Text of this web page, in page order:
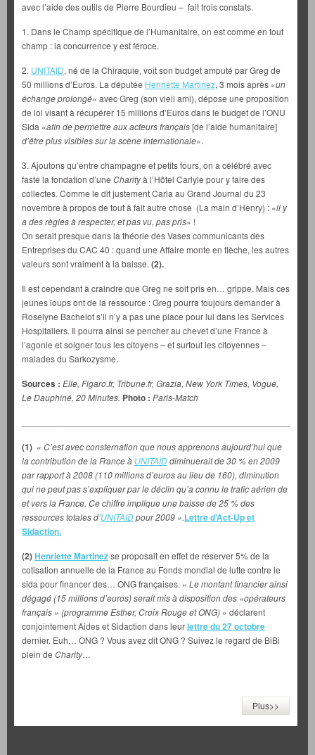
avec l’aide des outils de Pierre Bourdieu – fait trois constats.
1. Dans le Champ spécifique de l’Humanitaire, on est comme en tout
champ : la concurrence y est féroce.
2. UNITAID, né de la Chiraquie, voit son budget amputé par Greg de
50 millions d’Euros. La députée Henriette Martinez, 3 mois après «un
échange prolongé» avec Greg (son vieil ami), dépose une proposition
de loi visant à récupérer 15 millions d’Euros dans le budget de l’ONU
Sida «afin de permettre aux acteurs français[de l’aide humanitaire]
d’être plus visibles sur la scène internationale».
3. Ajoutons qu’entre champagne et petits fours, on a célébré avec
faste la fondation d’une Charityà l’Hôtel Carlyle pour y faire des
collectes. Comme le dit justement Carla au Grand Journal du 23
novembre à propos de tout à fait autre chose (La main d’Henry) : «il y
a des règles à respecter, et pas vu, pas pris» !
On serait presque dans la théorie des Vases communicants des
Entreprises du CAC 40 : quand une Affaire monte en flèche, les autres
valeurs sont vraiment à la baisse. (2).
Il est cependant à craindre que Greg ne soit pris en… grippe. Mais ces
jeunes loups ont de la ressource : Greg pourra toujours demander à
Roselyne Bachelot s’il n’y a pas une place pour lui dans les Services
Hospitaliers. Il pourra ainsi se pencher au chevet d’une France à
l’agonie et soigner tous les citoyens – et surtout les citoyennes –
malades du Sarkozysme.
Sources : Elle, Figaro.fr, Tribune.fr, Grazia, New York Times, Vogue,
Le Dauphiné, 20 Minutes. Photo : Paris-Match
(1) « C’est avec consternation que nous apprenons aujourd’hui que
la contribution de la France à UNITAIDdiminuerait de 30 % en 2009
par rapport à 2008 (110 millions d’euros au lieu de 160), diminution
qui ne peut pas s’expliquer par le déclin qu’a connu le trafic aérien de
et vers la France. Ce chiffre implique une baisse de 25 % des
ressources totales d’UNITAIDpour 2009 ».Lettre d’Act-Up et
Sidaction.
(2)Henriette Martinezse proposait en effet de réserver 5% de la
cotisation annuelle de la France au Fonds mondial de lutte contre le
sida pour financer des… ONG françaises. « Le montant financier ainsi
dégagé (15 millions d’euros) serait mis à disposition des «opérateurs
français » (programme Esther, Croix Rouge et ONG) » déclarent
conjointement Aides et Sidaction dans leurlettre du 27 octobre
dernier. Euh… ONG ? Vous avez dit ONG ? Suivez le regard de BiBi
plein de Charity…
Plus>>